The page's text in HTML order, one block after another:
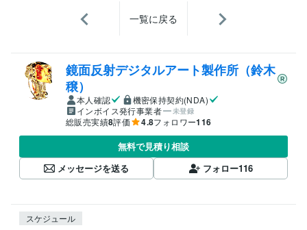
一覧に戻る
鏡面反射デジタルアート製作所（鈴木
穣）
本人確認
機密保持契約(NDA)
インボイス発行事業者
未登録
総販売実績8評価 4.8フォロワー116
無料で見積り相談
メッセージを送る
フォロー116
スケジュール